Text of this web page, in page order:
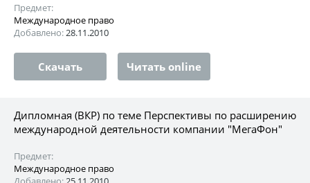
Предмет:
Международное право
Добавлено:28.11.2010
Скачать Читать online
Дипломная (ВКР) по теме Перспективы по расширению
международной деятельности компании "МегаФон"
Предмет:
Международное право